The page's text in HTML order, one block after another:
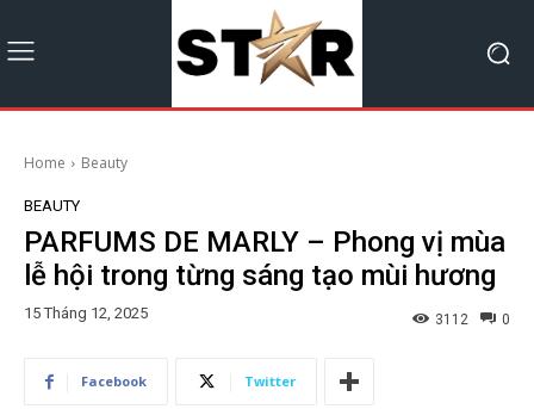
Home Beauty
BEAUTY
PARFUMS DE MARLY – Phong vị mùa
lễ hội trong từng sáng tạo mùi hương
15 Tháng 12, 2025 0
3112
Facebook Twitter